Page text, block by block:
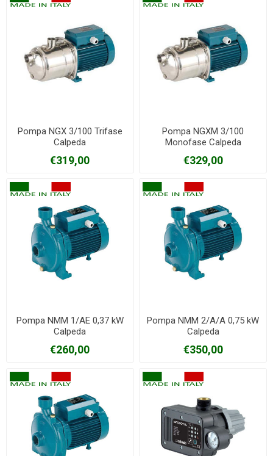
Pompa NGX 3/100 Trifase
Calpeda
€319,00
Pompa NGXM 3/100
Monofase Calpeda
€329,00
Pompa NMM 1/AE 0,37 kW
Calpeda
€260,00
Pompa NMM 2/A/A 0,75 kW
Calpeda
€350,00